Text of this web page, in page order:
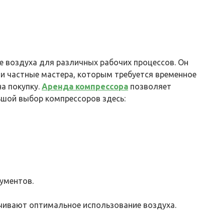
для различных рабочих процессов. Он
частные мастера, которым требуется временное
покупку. Аренда компрессора позволяет
выбор компрессоров здесь:
оптимальное использование воздуха.